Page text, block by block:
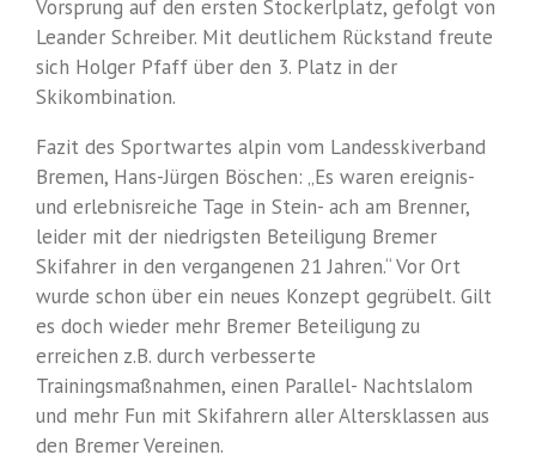
Vorsprung auf den ersten Stockerlplatz, gefolgt von
Leander Schreiber. Mit deutlichem Rückstand freute
sich Holger Pfaff über den 3. Platz in der
Skikombination.
Fazit des Sportwartes alpin vom Landesskiverband
Bremen, Hans-Jürgen Böschen: „Es waren ereignis-
und erlebnisreiche Tage in Stein- ach am Brenner,
leider mit der niedrigsten Beteiligung Bremer
Skifahrer in den vergangenen 21 Jahren.“ Vor Ort
wurde schon über ein neues Konzept gegrübelt. Gilt
es doch wieder mehr Bremer Beteiligung zu
erreichen z.B. durch verbesserte
Trainingsmaßnahmen, einen Parallel- Nachtslalom
und mehr Fun mit Skifahrern aller Altersklassen aus
den Bremer Vereinen.